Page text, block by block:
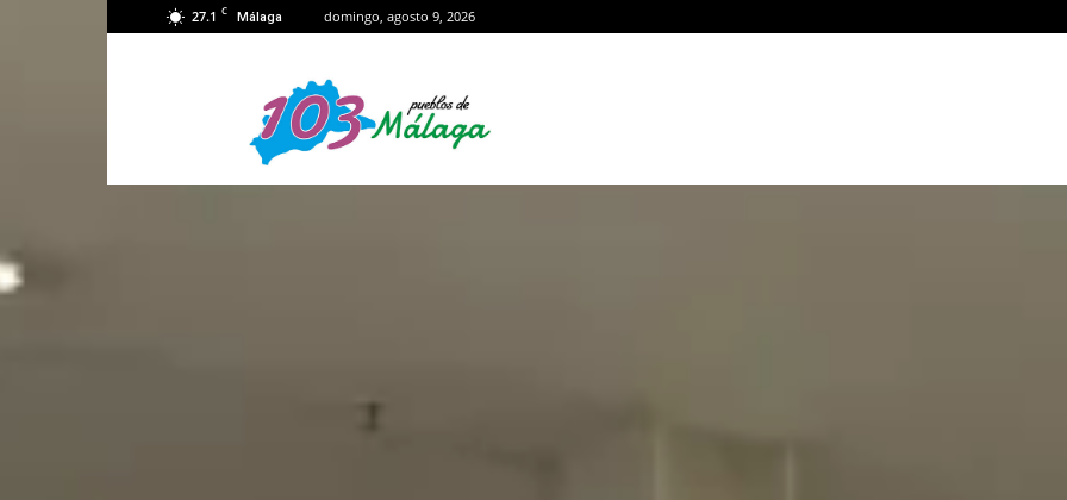
27.1 C Málaga domingo, agosto 9, 2026
Málaga